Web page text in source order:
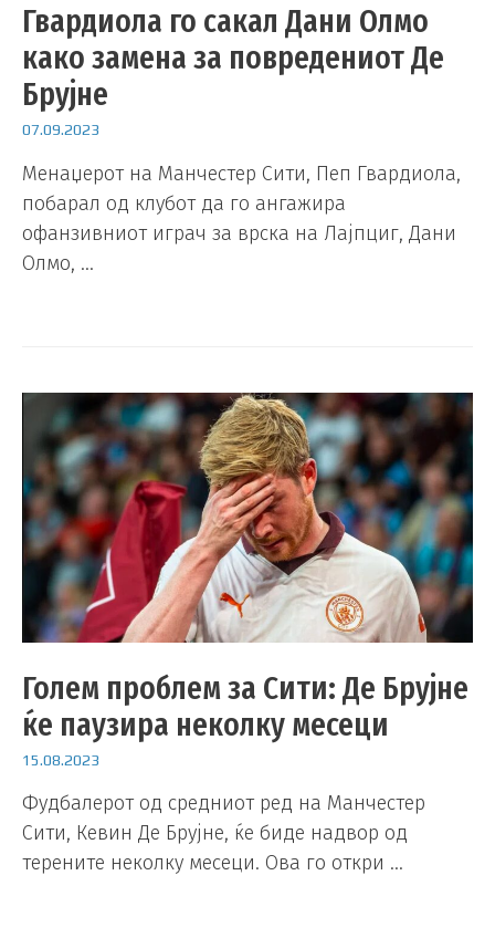
Гвардиола го сакал Дани Олмо
како замена за повредениот Де
Брујне
07.09.2023
Менаџерот на Манчестер Сити, Пеп Гвардиола,
побарал од клубот да го ангажира
офанзивниот играч за врска на Лајпциг, Дани
Олмо, …
Голем проблем за Сити: Де Брујне
ќе паузира неколку месеци
15.08.2023
Фудбалерот од средниот ред на Манчестер
Сити, Кевин Де Брујне, ќе биде надвор од
терените неколку месеци. Ова го откри …